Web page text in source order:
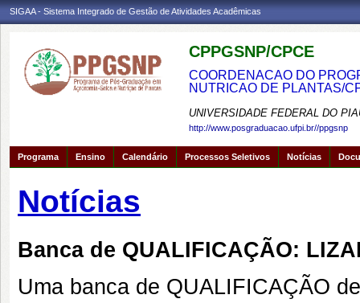
SIGAA - Sistema Integrado de Gestão de Atividades Acadêmicas
CPPGSNP/CPCE
COORDENACAO DO
NUTRICAO DE PLANTAS/
UNIVERSIDADE FEDERAL DO
http://www.posgraduacao.ufpi.br//ppgsnp
Programa Ensino Calendário Processos Seletivos Notícias
Notícias
Banca de QUALIFICAÇÃO:
Uma banca de QUALIFICAÇÃO